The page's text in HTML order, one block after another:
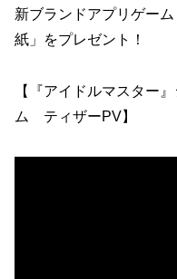
新ブランドアプリゲー
紙」をプレゼント！
【『アイドルマスター
ム ティザーPV】